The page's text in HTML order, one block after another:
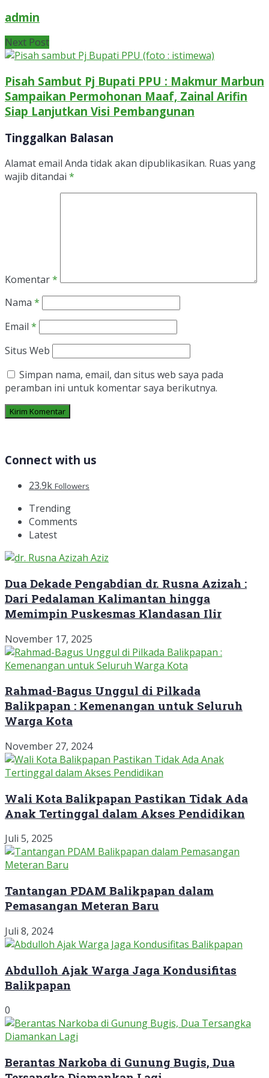
admin
Next Post
Pisah Sambut Pj Bupati PPU : Makmur Marbun
Sampaikan Permohonan Maaf, Zainal Arifin
Siap Lanjutkan Visi Pembangunan
Tinggalkan Balasan
Alamat email Anda tidak akan dipublikasikan. Ruas yang
wajib ditandai *
Komentar*
Nama *
Email *
Situs Web
Simpan nama, email, dan situs web saya pada
peramban ini untuk komentar saya berikutnya.
Connect with us
23.9k Followers
Trending
Comments
Latest
Dua Dekade Pengabdian dr. Rusna Azizah :
Dari Pedalaman Kalimantan hingga
Memimpin Puskesmas Klandasan Ilir
November 17, 2025
Rahmad-Bagus Unggul di Pilkada
Balikpapan : Kemenangan untuk Seluruh
Warga Kota
November 27, 2024
Wali Kota Balikpapan Pastikan Tidak Ada
Anak Tertinggal dalam Akses Pendidikan
Juli 5, 2025
Tantangan PDAM Balikpapan dalam
Pemasangan Meteran Baru
Juli 8, 2024
Abdulloh Ajak Warga Jaga Kondusifitas
Balikpapan
0
Berantas Narkoba di Gunung Bugis, Dua